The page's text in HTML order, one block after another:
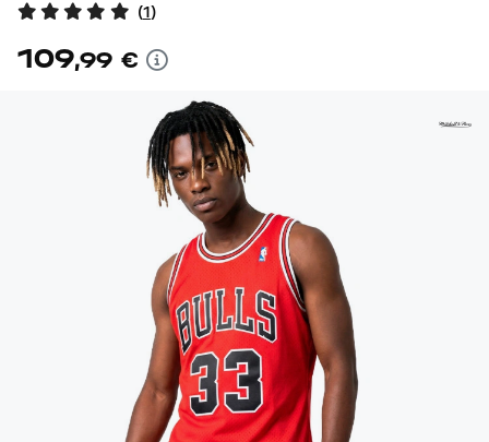
(1)
109,99 €